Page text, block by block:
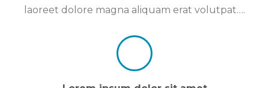
laoreet dolore magna aliquam erat volutpat….